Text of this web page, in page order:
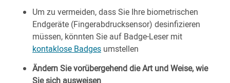
Um zu vermeiden, dass Sie Ihre biometrischen
Endgeräte (Fingerabdrucksensor) desinfizieren
müssen, könnten Sie auf Badge-Leser mit
kontaklose Badges umstellen
Ändern Sie vorübergehend die Art und Weise, wie
Sie sich ausweisen